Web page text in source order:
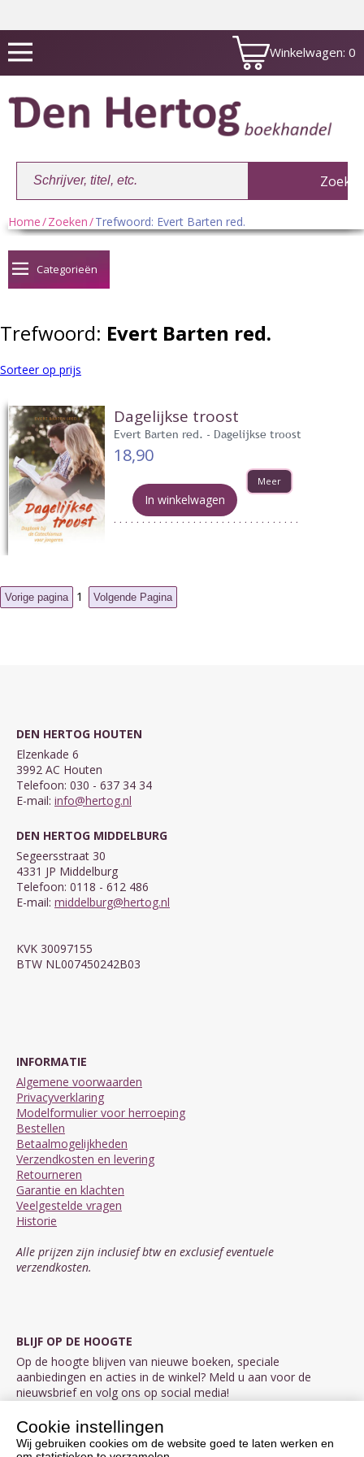
Winkelwagen: 0
Winkelwagen:0
Home/Zoeken/Trefwoord: Evert Barten red.
Categorieën
Trefwoord: Evert Barten red.
Sorteer op prijs
Dagelijkse troost
Evert Barten red. - Dagelijkse troost
18,90
Meer
In winkelwagen
1
DEN HERTOG HOUTEN
Elzenkade 6
3992 AC Houten
Telefoon: 030 - 637 34 34
E-mail: info@hertog.nl
DEN HERTOG MIDDELBURG
Segeersstraat 30
4331 JP Middelburg
Telefoon: 0118 - 612 486
E-mail: middelburg@hertog.nl
KVK 30097155
BTW NL007450242B03
INFORMATIE
Algemene voorwaarden
Privacyverklaring
Modelformulier voor herroeping
Bestellen
Betaalmogelijkheden
Verzendkosten en levering
Retourneren
Garantie en klachten
Veelgestelde vragen
Historie
Alle prijzen zijn inclusief btw en exclusief eventuele
verzendkosten.
BLIJF OP DE HOOGTE
Op de hoogte blijven van nieuwe boeken, speciale
aanbiedingen en acties in de winkel? Meld u aan voor de
nieuwsbrief en volg ons op social media!
Aanmelden nieuwsbrief
Cookie instellingen
Wij gebruiken cookies om de website goed te laten werken en